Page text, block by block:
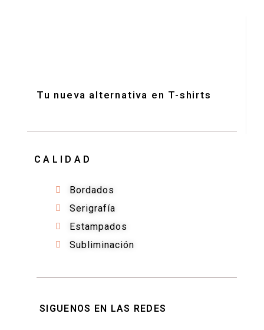
Tu nueva alternativa en T-shirts
CALIDAD
Bordados
Serigrafía
Estampados
Subliminación
SIGUENOS EN LAS REDES